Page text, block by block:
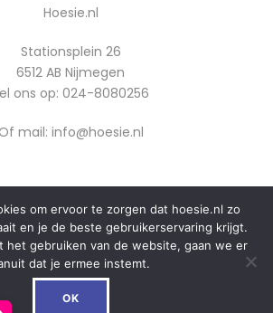
Hoesie.nl
Stationsplein 26
6512 AB Nijmegen
ons op: 024-8080256
Of mail: info@hoesie.nl
- Hoesie.nl. All rights reserved.
algemene voorwaarden
privacy
hoesie.nl bij
om ervoor te zorgen dat hoesie.nl zo
en je de beste gebruikerservaring krijgt.
het gebruiken van de website, gaan we er
dat je ermee instemt.
OK